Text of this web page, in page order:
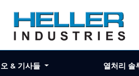
& 기사들 열처리 솔